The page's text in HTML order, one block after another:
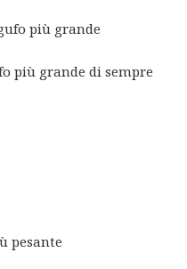
più grande
più grande di sempre
pesante